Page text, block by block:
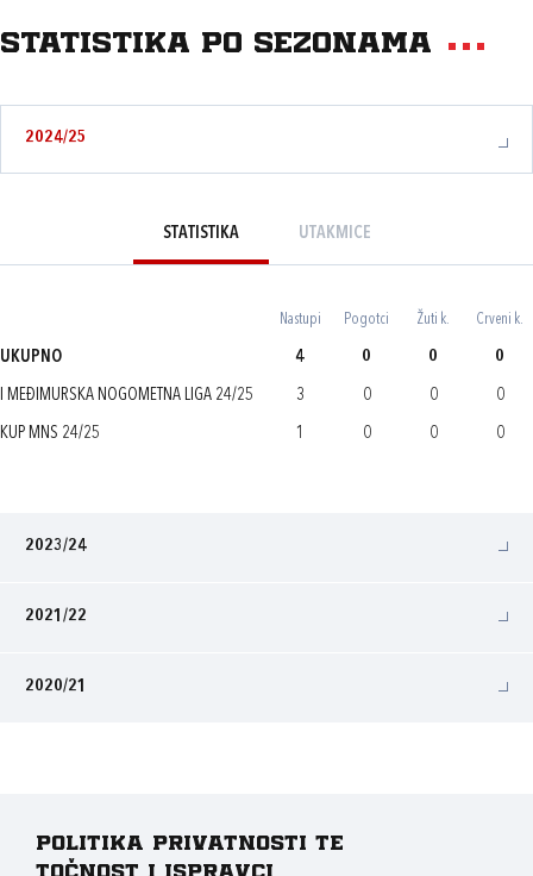
Statistika po sezonama
2024/25
STATISTIKA UTAKMICE
Nastupi Pogotci Žuti k. Crveni k.
UKUPNO 4 0 0 0
I MEĐIMURSKA NOGOMETNA LIGA 24/25 3 0 0 0
KUP MNS 24/25 1 0 0 0
2023/24
2021/22
2020/21
Politika privatnosti te